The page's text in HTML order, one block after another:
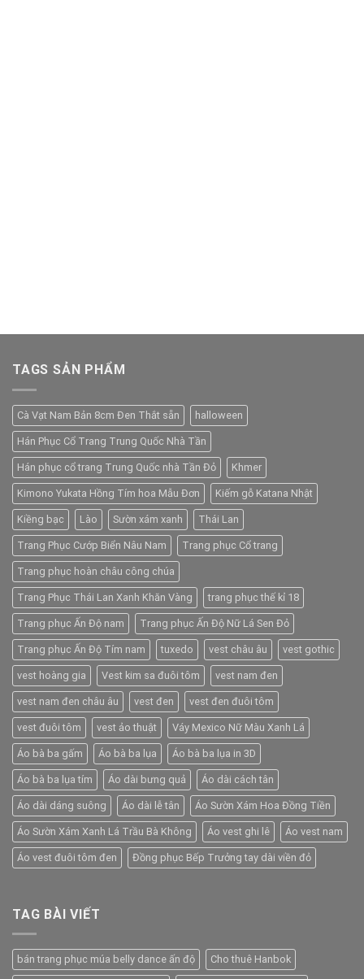
TAGS SẢN PHẨM
Cà Vạt Nam Bản 8cm Đen Thắt sẵn halloween
Hán Phục Cổ Trang Trung Quốc Nhà Tần
Hán phục cổ trang Trung Quốc nhà Tần Đỏ Khmer
Kimono Yukata Hồng Tím hoa Mẫu Đơn Kiếm gỗ Katana Nhật
Kiềng bạc Lào Sườn xám xanh Thái Lan
Trang Phục Cướp Biển Nâu Nam Trang phục Cổ trang
Trang phục hoàn châu công chúa
Trang Phục Thái Lan Xanh Khăn Vàng trang phục thế kỉ 18
Trang phục Ấn Độ nam Trang phục Ấn Độ Nữ Lá Sen Đỏ
Trang phục Ấn Độ Tím nam tuxedo vest châu âu vest gothic
vest hoàng gia Vest kim sa đuôi tôm vest nam đen
vest nam đen châu âu vest đen vest đen đuôi tôm
vest đuôi tôm vest ảo thuật Váy Mexico Nữ Màu Xanh Lá
Áo bà ba gấm Áo bà ba lụa Áo bà ba lụa in 3D
Áo bà ba lụa tím Áo dài bưng quả Áo dài cách tân
Áo dài dáng suông Áo dài lễ tân Áo Sườn Xám Hoa Đồng Tiền
Áo Sườn Xám Xanh Lá Trầu Bà Không Áo vest ghi lê Áo vest nam
Áo vest đuôi tôm đen Đồng phục Bếp Trưởng tay dài viền đỏ
TAG BÀI VIẾT
bán trang phục múa belly dance ấn độ Cho thuê Hanbok